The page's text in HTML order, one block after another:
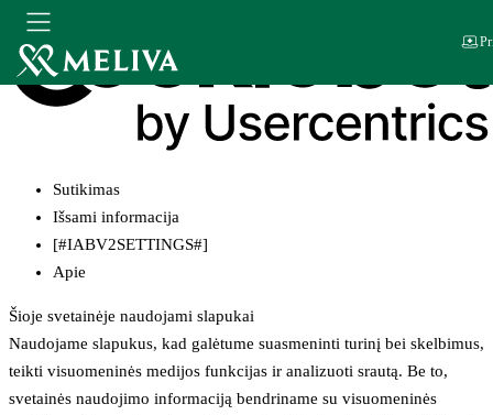
Sutikimas
Išsami informacija
[#IABV2SETTINGS#]
Apie
Šioje svetainėje naudojami slapukai
Naudojame slapukus, kad galėtume suasmeninti turinį bei skelbimus,
teikti visuomeninės medijos funkcijas ir analizuoti srautą. Be to,
svetainės naudojimo informaciją bendriname su visuomeninės